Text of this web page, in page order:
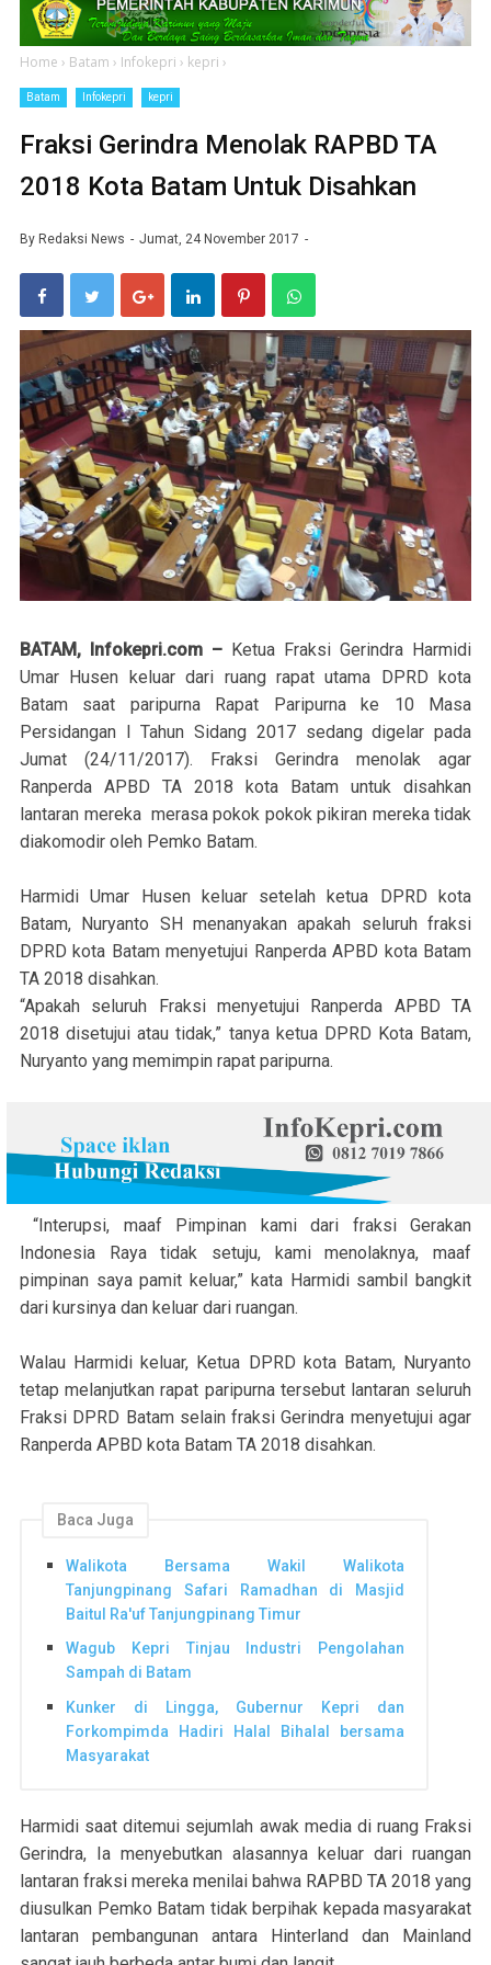
Home › Batam › Infokepri › kepri ›
Batam Infokepri kepri
Fraksi Gerindra Menolak RAPBD TA
2018 Kota Batam Untuk Disahkan
By Redaksi News Jumat, 24 November 2017
BATAM, Infokepri.com – Ketua Fraksi Gerindra Harmidi
Umar Husen keluar dari ruang rapat utama DPRD kota
Batam saat paripurna Rapat Paripurna ke 10 Masa
Persidangan I Tahun Sidang 2017 sedang digelar pada
Jumat (24/11/2017). Fraksi Gerindra menolak agar
Ranperda APBD TA 2018 kota Batam untuk disahkan
lantaran mereka merasa pokok pokok pikiran mereka tidak
diakomodir oleh Pemko Batam.
Harmidi Umar Husen keluar setelah ketua DPRD kota
Batam, Nuryanto SH menanyakan apakah seluruh fraksi
DPRD kota Batam menyetujui Ranperda APBD kota Batam
TA 2018 disahkan.
“Apakah seluruh Fraksi menyetujui Ranperda APBD TA
2018 disetujui atau tidak,” tanya ketua DPRD Kota Batam,
Nuryanto yang memimpin rapat paripurna.
“Interupsi, maaf Pimpinan kami dari fraksi Gerakan
Indonesia Raya tidak setuju, kami menolaknya, maaf
pimpinan saya pamit keluar,” kata Harmidi sambil bangkit
dari kursinya dan keluar dari ruangan.
Walau Harmidi keluar, Ketua DPRD kota Batam, Nuryanto
tetap melanjutkan rapat paripurna tersebut lantaran seluruh
Fraksi DPRD Batam selain fraksi Gerindra menyetujui agar
Ranperda APBD kota Batam TA 2018 disahkan.
Baca Juga
Walikota Bersama Wakil Walikota
Tanjungpinang Safari Ramadhan di Masjid
Baitul Ra'uf Tanjungpinang Timur
Wagub Kepri Tinjau Industri Pengolahan
Sampah di Batam
Kunker di Lingga, Gubernur Kepri dan
Forkompimda Hadiri Halal Bihalal bersama
Masyarakat
Harmidi saat ditemui sejumlah awak media di ruang Fraksi
Gerindra, Ia menyebutkan alasannya keluar dari ruangan
lantaran fraksi mereka menilai bahwa RAPBD TA 2018 yang
diusulkan Pemko Batam tidak berpihak kepada masyarakat
lantaran pembangunan antara Hinterland dan Mainland